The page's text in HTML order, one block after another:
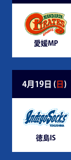
愛媛MP
4月19日 ( 日 )
徳島IS